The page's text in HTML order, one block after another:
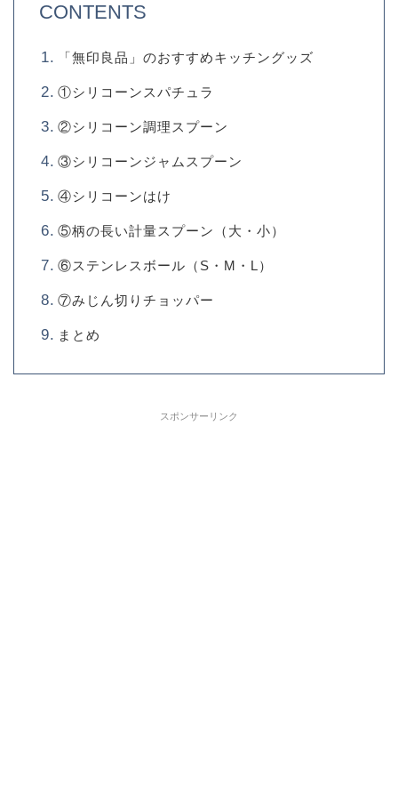
CONTENTS
「無印良品」のおすすめキッチングッズ
①シリコーンスパチュラ
②シリコーン調理スプーン
③シリコーンジャムスプーン
④シリコーンはけ
⑤柄の長い計量スプーン（大・小）
⑥ステンレスボール（S・M・L）
⑦みじん切りチョッパー
まとめ
スポンサーリンク